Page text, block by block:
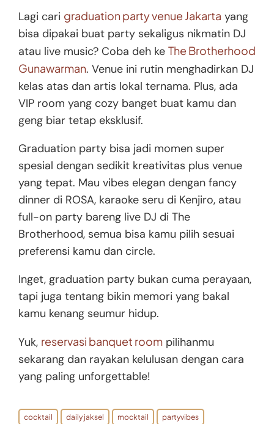
Lagi cari graduation party venue Jakarta yang
bisa dipakai buat party sekaligus nikmatin DJ
atau live music? Coba deh ke The Brotherhood
Gunawarman. Venue ini rutin menghadirkan DJ
kelas atas dan artis lokal ternama. Plus, ada
VIP room yang cozy banget buat kamu dan
geng biar tetap eksklusif.
Graduation party bisa jadi momen super
spesial dengan sedikit kreativitas plus venue
yang tepat. Mau vibes elegan dengan fancy
dinner di ROSA, karaoke seru di Kenjiro, atau
full-on party bareng live DJ di The
Brotherhood, semua bisa kamu pilih sesuai
preferensi kamu dan circle.
Inget, graduation party bukan cuma perayaan,
tapi juga tentang bikin memori yang bakal
kamu kenang seumur hidup.
Yuk, reservasi banquet room pilihanmu
sekarang dan rayakan kelulusan dengan cara
yang paling unforgettable!
cocktail daily jaksel mocktail partyvibes